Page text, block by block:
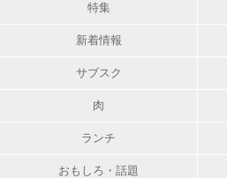
特集
新着情報
サブスク
肉
ランチ
おもしろ・話題